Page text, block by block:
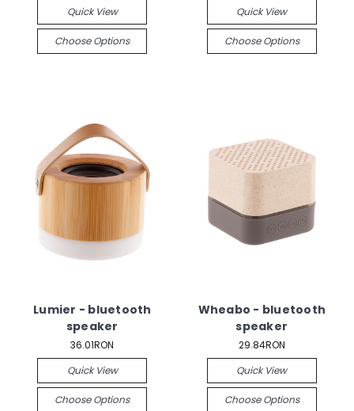
Quick View
Choose Options
Quick View
Choose Options
Lumier - bluetooth
speaker
36.01RON
Quick View
Choose Options
Wheabo - bluetooth
speaker
29.84RON
Quick View
Choose Options